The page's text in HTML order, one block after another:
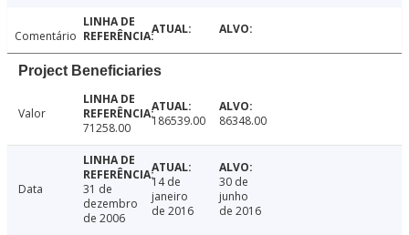
Comentário
Project Beneficiaries
Valor
71258.00
186539.00 86348.00
Data
31 de
dezembro
de 2006
14 de
janeiro
de 2016
30 de
junho
de 2016